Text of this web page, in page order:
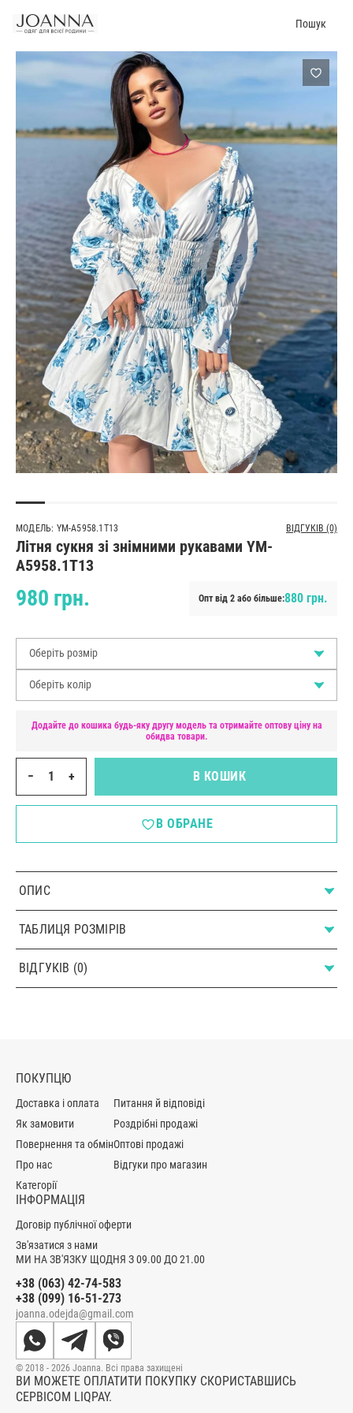
Пошук
МОДЕЛЬ: YM-A5958.1T13 ВІДГУКІВ (0)
Літня сукня зі знімними рукавами YM-
A5958.1T13
980 грн. Опт від 2 або більше:880 грн.
Оберіть розмір
Оберіть колір
Додайте до кошика будь-яку другу модель та отримайте оптову ціну на
обидва товари.
− + В КОШИК
В ОБРАНЕ
ОПИС
ТАБЛИЦЯ РОЗМІРІВ
ВІДГУКІВ (0)
МИ НА ЗВ'ЯЗКУ ЩОДНЯ З 09.00 ДО 21.00
+38 (063) 42-74-583
+38 (099) 16-51-273
joanna.odejda@gmail.com
ПОКУПЦЮ
Доставка і оплата
Як замовити
Повернення та обмін
Про нас
Категорії
Питання й відповіді
Роздрібні продажі
Оптові продажі
Відгуки про магазин
ІНФОРМАЦІЯ
Договір публічної оферти
Зв'язатися з нами
ВИ МОЖЕТЕ ОПЛАТИТИ ПОКУПКУ СКОРИСТАВШИСЬ
СЕРВІСОМ LIQPAY.
© 2018 - 2026 Joanna. Всі права захищені